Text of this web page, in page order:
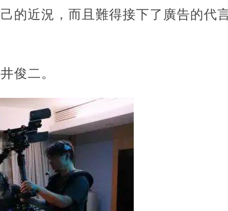
的近況，而且難得接下了廣告的代
俊二。